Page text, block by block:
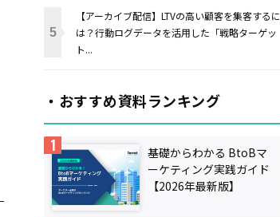
【アーカイブ配信】LTVの高い顧客を集客するに
は？行動ログデータを活用した「戦略ターゲッ
ト...
・おすすめ資料ランキング
基礎からわかる BtoBマ
ーケティング実践ガイド
【2026年最新版】